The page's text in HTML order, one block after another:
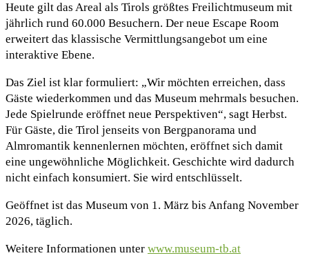
Heute gilt das Areal als Tirols größtes Freilichtmuseum mit
jährlich rund 60.000 Besuchern. Der neue Escape Room
erweitert das klassische Vermittlungsangebot um eine
interaktive Ebene.
Das Ziel ist klar formuliert: „Wir möchten erreichen, dass
Gäste wiederkommen und das Museum mehrmals besuchen.
Jede Spielrunde eröffnet neue Perspektiven“, sagt Herbst.
Für Gäste, die Tirol jenseits von Bergpanorama und
Almromantik kennenlernen möchten, eröffnet sich damit
eine ungewöhnliche Möglichkeit. Geschichte wird dadurch
nicht einfach konsumiert. Sie wird entschlüsselt.
Geöffnet ist das Museum von 1. März bis Anfang November
2026, täglich.
Weitere Informationen unter www.museum-tb.at